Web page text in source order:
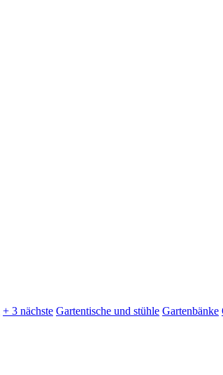
+ 3 nächste Gartentische und stühle Gartenbänke